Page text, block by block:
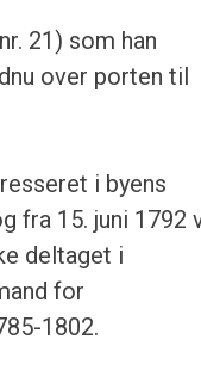
21) som han
over porten til
i byens
fra 15. juni 1792
deltaget i
for
1802.